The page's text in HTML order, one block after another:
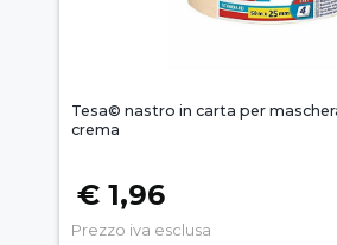
Tesa© nastro in carta per
crema
€ 1,96
Prezzo iva esclusa